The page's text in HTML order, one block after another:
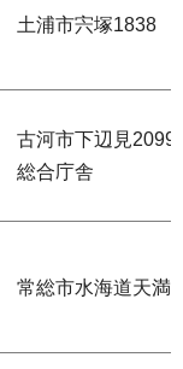
土浦市宍塚1838
古河市下辺見
総合庁舎
常総市水海道天満